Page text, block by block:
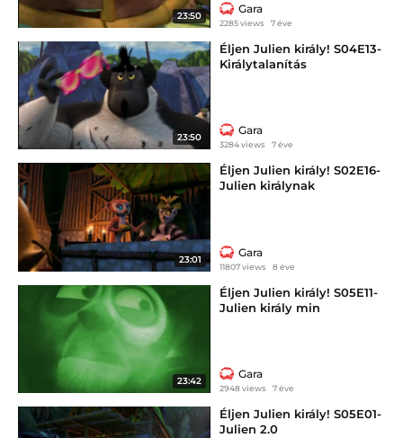
23:50
Gara
2285 views 7 éve
23:50
Éljen Julien király! S04E13-
Királytalanítás
Gara
3284 views 7 éve
23:01
Éljen Julien király! S02E16-
Julien királynak
Gara
11807 views 8 éve
23:42
Éljen Julien király! S05E11-
Julien király min
Gara
2948 views 7 éve
Éljen Julien király! S05E01-
Julien 2.0